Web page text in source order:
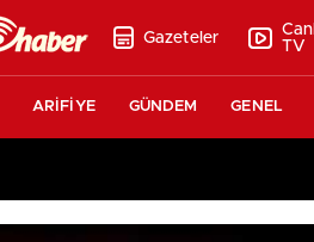
Gazeteler
TV
ARİFİYE GÜNDEM GENEL